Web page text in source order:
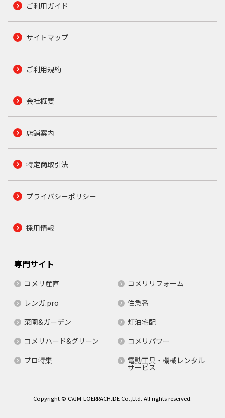
ご利用ガイド
サイトマップ
ご利用規約
会社概要
店舗案内
特定商取引法
プライバシーポリシー
採用情報
専門サイト
コメリ産直
コメリリフォーム
レンガ.pro
住急番
菜園&ガーデン
灯油宅配
コメリハード&グリーン
コメリパワー
プロ特集
電動工具・機械レンタル
サービス
Copyright © CVJM-LOERRACH.DE Co.,Ltd. All rights reserved.